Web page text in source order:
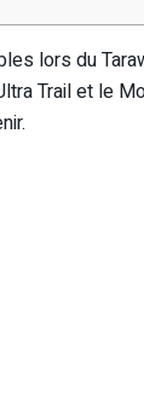
lors du
Trail et le